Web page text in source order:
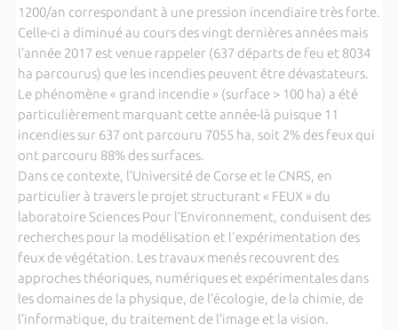
1200/an correspondant à une pression incendiaire très forte.
Celle-ci a diminué au cours des vingt dernières années mais
l’année 2017 est venue rappeler (637 départs de feu et 8034
ha parcourus) que les incendies peuvent être dévastateurs.
Le phénomène « grand incendie » (surface > 100 ha) a été
particulièrement marquant cette année-là puisque 11
incendies sur 637 ont parcouru 7055 ha, soit 2% des feux qui
ont parcouru 88% des surfaces.
Dans ce contexte, l’Université de Corse et le CNRS, en
particulier à travers le projet structurant « FEUX » du
laboratoire Sciences Pour l’Environnement, conduisent des
recherches pour la modélisation et l'expérimentation des
feux de végétation. Les travaux menés recouvrent des
approches théoriques, numériques et expérimentales dans
les domaines de la physique, de l’écologie, de la chimie, de
l’informatique, du traitement de l’image et la vision.